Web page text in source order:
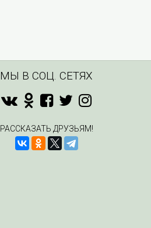
МЫ В СОЦ. СЕТЯХ
РАССКАЗАТЬ ДРУЗЬЯМ!